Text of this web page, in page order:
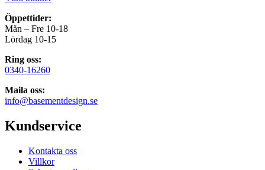
Öppettider:
Mån – Fre 10-18
Lördag 10-15
Ring oss:
0340-16260
Maila oss:
info@basementdesign.se
Kundservice
Kontakta oss
Villkor